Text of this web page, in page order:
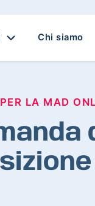
Chi siamo
LA MAD